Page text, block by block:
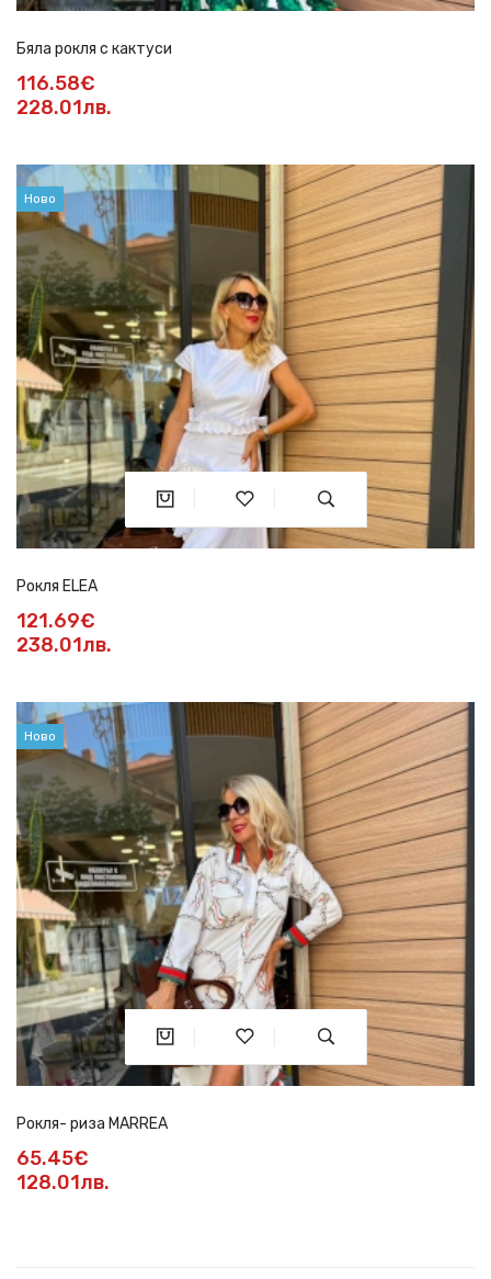
Бяла рокля с кактуси
116.58€
228.01лв.
Ново
Рокля ELEA
121.69€
238.01лв.
Ново
Рокля- риза MARREA
65.45€
128.01лв.